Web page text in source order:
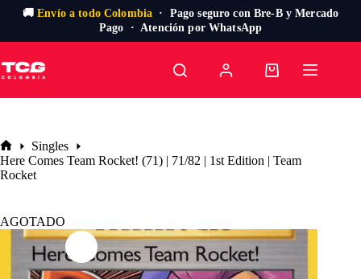
🚚Envío a todo Colombia · Pago seguro con Bre-B y Mercado
Pago · Atención por WhatsApp
al
contenido
Carro
Inicio
Singles
Here Comes Team Rocket! (71) | 71/82 | 1st Edition | Team
Rocket
AGOTADO